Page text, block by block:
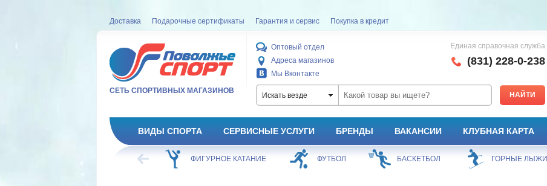
Доставка Подарочные сертификаты Гарантия и сервис Покупка в кредит
СЕТЬ СПОРТИВНЫХ МАГАЗИНОВ
Оптовый отдел
Адреса магазинов
Мы Вконтакте
Единая справочная служба
(831) 228-0-238
Искать везде
ВИДЫ СПОРТА СЕРВИСНЫЕ УСЛУГИ БРЕНДЫ ВАКАНСИИ КЛУБНАЯ КАРТА
ХОККЕЙ ФИГУРНОЕ КАТАНИЕ ФУТБОЛ БАСКЕТБОЛ ГОРНЫЕ ЛЫЖИ